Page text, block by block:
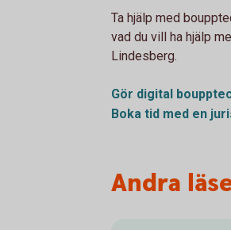
Ta hjälp med
vad du vill ha hjälp
Lindesberg.
Gör digital
Boka tid med en
Andra